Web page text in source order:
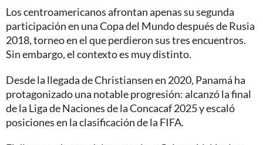
Los centroamericanos afrontan apenas su segunda
participación en una Copa del Mundo después de Rusia
2018, torneo en el que perdieron sus tres encuentros.
Sin embargo, el contexto es muy distinto.
Desde la llegada de Christiansen en 2020, Panamá ha
protagonizado una notable progresión: alcanzó la final
de la Liga de Naciones de la Concacaf 2025 y escaló
posiciones en la clasificación de la FIFA.